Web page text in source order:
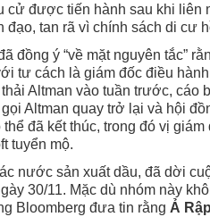
cử được tiến hành sau khi liên
đạo, tan rã vì chính sách di cư
đồng ý “về mặt nguyên tắc”
tư cách là giám đốc điều
Altman vào tuần trước, cáo
Altman quay trở lại và hội
đã kết thúc, trong đó vị
tuyển mộ.
nước sản xuất dầu, đã dời
30/11. Mặc dù nhóm này
Bloomberg đưa tin rằng Ả